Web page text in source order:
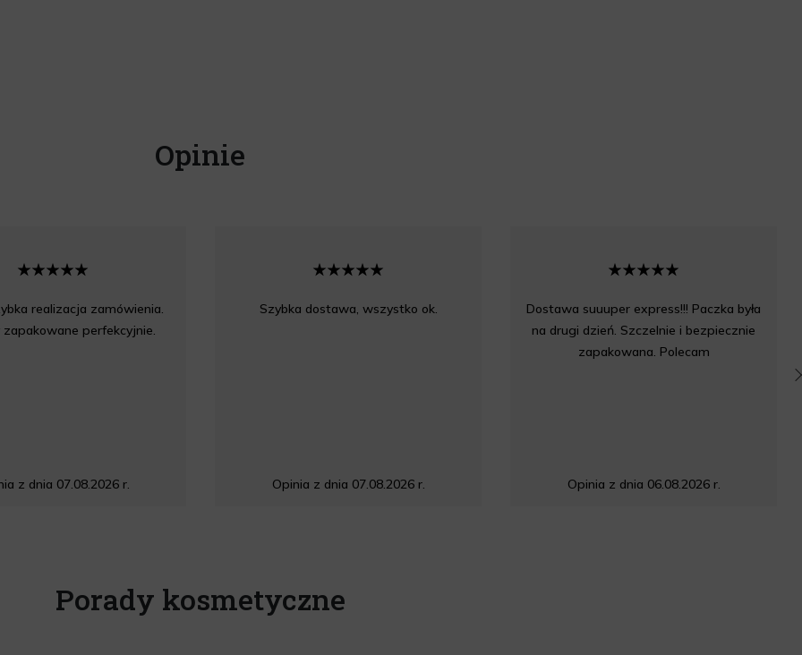
Opinie
realizacja zamówienia.
perfekcyjnie.
z dnia 07.08.2026 r.
Szybka dostawa, wszystko ok.
Opinia z dnia 07.08.2026 r.
Dostawa suuuper express!!! Paczka była
na drugi dzień. Szczelnie i bezpiecznie
zapakowana. Polecam
Opinia z dnia 06.08.2026 r.
Porady kosmetyczne